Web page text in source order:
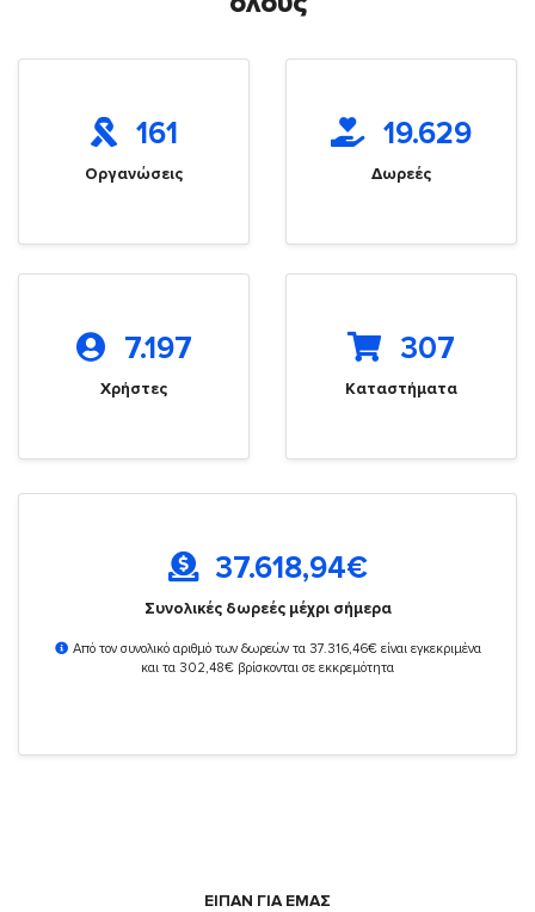
161
Οργανώσεις
19.629
Δωρεές
7.197
Χρήστες
307
Καταστήματα
37.618,94€
Συνολικές δωρεές μέχρι σήμερα
Από τον συνολικό αριθμό των δωρεών τα 37.316,46€ είναι εγκεκριμένα
και τα 302,48€ βρίσκονται σε εκκρεμότητα
ΕΙΠΑΝ ΓΙΑ ΕΜΑΣ